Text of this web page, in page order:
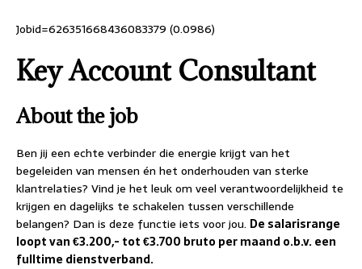
Jobid=626351668436083379 (0.0986)
Key Account Consultant
About the job
Ben jij een echte verbinder die energie krijgt van het
begeleiden van mensen én het onderhouden van sterke
klantrelaties? Vind je het leuk om veel verantwoordelijkheid te
krijgen en dagelijks te schakelen tussen verschillende
belangen? Dan is deze functie iets voor jou. De salarisrange
loopt van €3.200,- tot €3.700 bruto per maand o.b.v. een
fulltime dienstverband.